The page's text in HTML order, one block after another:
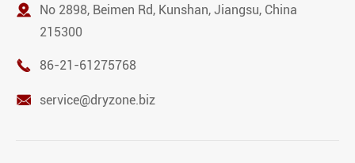

No 2898, Beimen Rd, Kunshan, Jiangsu, China
215300
 86-21-61275768
 service@dryzone.biz